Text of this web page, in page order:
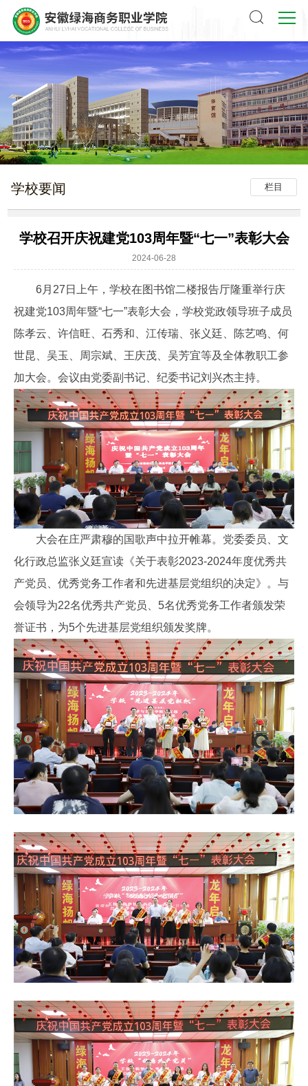
栏目
学校要闻
学校召开庆祝建党103周年暨“七一”表彰大会
2024-06-28
6月27日上午，学校在图书馆二楼报告厅隆重举行庆
祝建党103周年暨“七一”表彰大会，学校党政领导班子成员
陈孝云、许信旺、石秀和、江传瑞、张义廷、陈艺鸣、何
世昆、吴玉、周宗斌、王庆茂、吴芳宜等及全体教职工参
加大会。会议由党委副书记、纪委书记刘兴杰主持。
大会在庄严肃穆的国歌声中拉开帷幕。党委委员、文
化行政总监张义廷宣读《关于表彰2023-2024年度优秀共
产党员、优秀党务工作者和先进基层党组织的决定》。与
会领导为22名优秀共产党员、5名优秀党务工作者颁发荣
誉证书，为5个先进基层党组织颁发奖牌。